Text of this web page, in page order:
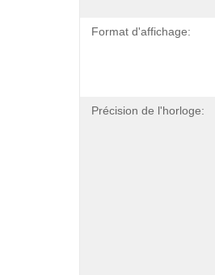
Format d'affichage:
Précision de l'horloge: